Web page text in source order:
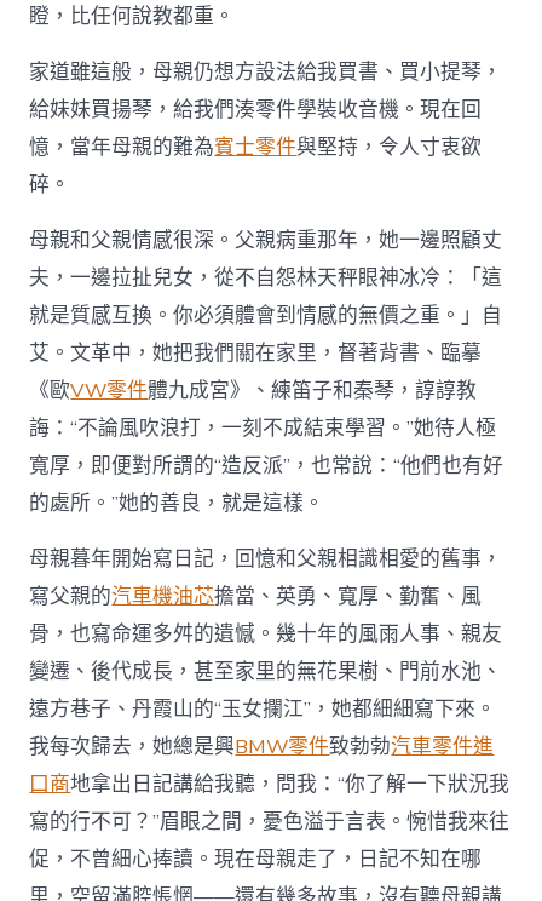
瞪，比任何說教都重。
家道雖這般，母親仍想方設法給我買書、買小提琴，
給妹妹買揚琴，給我們湊零件學裝收音機。現在回
憶，當年母親的難為賓士零件與堅持，令人寸衷欲
碎。
母親和父親情感很深。父親病重那年，她一邊照顧丈
夫，一邊拉扯兒女，從不自怨林天秤眼神冰冷：「這
就是質感互換。你必須體會到情感的無價之重。」自
艾。文革中，她把我們關在家里，督著背書、臨摹
《歐VW零件體九成宮》、練笛子和秦琴，諄諄教
誨：“不論風吹浪打，一刻不成結束學習。”她待人極
寬厚，即便對所謂的“造反派”，也常說：“他們也有好
的處所。”她的善良，就是這樣。
母親暮年開始寫日記，回憶和父親相識相愛的舊事，
寫父親的汽車機油芯擔當、英勇、寬厚、勤奮、風
骨，也寫命運多舛的遺憾。幾十年的風雨人事、親友
變遷、後代成長，甚至家里的無花果樹、門前水池、
遠方巷子、丹霞山的“玉女攔江”，她都細細寫下來。
我每次歸去，她總是興BMW零件致勃勃汽車零件進
口商地拿出日記講給我聽，問我：“你了解一下狀況我
寫的行不可？”眉眼之間，憂色溢于言表。惋惜我來往
促，不曾細心捧讀。現在母親走了，日記不知在哪